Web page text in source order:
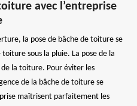
avec l’entreprise
la pose de bâche de toiture se
sous la pluie. La pose de la
la toiture. Pour éviter les
de la bâche de toiture se
maîtrisent parfaitement les